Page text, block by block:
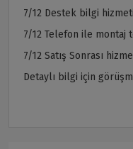
7/12 Destek bilgi
7/12 Telefon ile montaj
7/12 Satış Sonrası
Detaylı bilgi için